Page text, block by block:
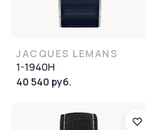
JACQUES LEMANS
1-1940H
40 540 руб.